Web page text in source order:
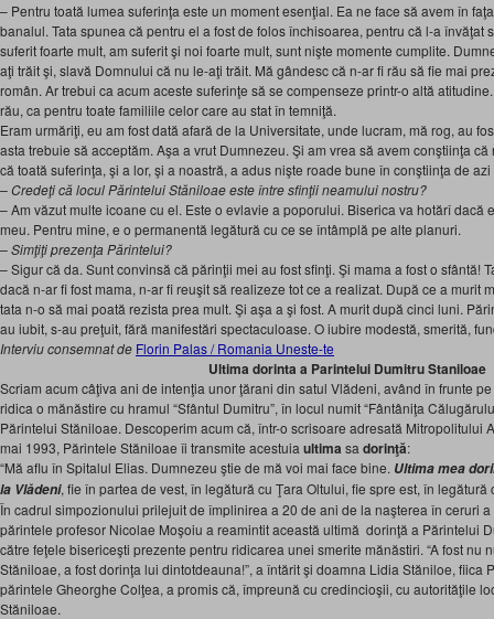
– Pentru toată lumea suferinţa este un moment esenţial. Ea ne face să avem în
banalul. Tata spunea că pentru el a fost de folos închisoarea, pentru că l-a învăţat
suferit foarte mult, am suferit şi noi foarte mult, sunt nişte momente cumplite.
aţi trăit şi, slavă Domnului că nu le-aţi trăit. Mă gândesc că n-ar fi rău să fie mai
român. Ar trebui ca acum aceste suferinţe să se compenseze printr-o altă
rău, ca pentru toate familiile celor care au stat în temniţă.
Eram urmăriţi, eu am fost dată afară de la Universitate, unde lucram, mă rog, au
asta trebuie să acceptăm. Aşa a vrut Dumnezeu. Şi am vrea să avem conştiinţa
că toată suferinţa, şi a lor, şi a noastră, a adus nişte roade bune în conştiinţa de
– Credeţi că locul Părintelui Stăniloae este între sfinţii neamului nostru?
– Am văzut multe icoane cu el. Este o evlavie a poporului. Biserica va hotărî dacă
meu. Pentru mine, e o permanentă legătură cu ce se întâmplă pe alte planuri.
– Simţiţi prezenţa Părintelui?
– Sigur că da. Sunt convinsă că părinţii mei au fost sfinţi. Şi mama a fost o sfântă!
dacă n-ar fi fost mama, n-ar fi reuşit să realizeze tot ce a realizat. După ce a murit
tata n-o să mai poată rezista prea mult. Şi aşa a şi fost. A murit după cinci luni.
au iubit, s-au preţuit, fără manifestări spectaculoase. O iubire modestă, smerită,
Interviu consemnat de Florin Palas / Romania Uneste-te
Ultima dorinta a Parintelui Dumitru Staniloae
Scriam acum câţiva ani de intenţia unor ţărani din satul Vlădeni, având în frunte
ridica o mănăstire cu hramul “Sfântul Dumitru”, în locul numit “Fântâniţa
Părintelui Stăniloae. Descoperim acum că, într-o scrisoare adresată Mitropolitului
mai 1993, Părintele Stăniloae îi transmite acestuia ultima sa dorinţă:
“Mă aflu în Spitalul Elias. Dumnezeu ştie de mă voi mai face bine. Ultima mea
la Vlădeni, fie în partea de vest, în legătură cu Ţara Oltului, fie spre est, în legătură
În cadrul simpozionului prilejuit de împlinirea a 20 de ani de la naşterea în ceruri
părintele profesor Nicolae Moşoiu a reamintit această ultimă dorinţă a Părintelui
către feţele bisericeşti prezente pentru ridicarea unei smerite mănăstiri. “A fost nu
Stăniloae, a fost dorinţa lui dintotdeauna!”, a întărit şi doamna Lidia Stăniloe, fiica
părintele Gheorghe Colţea, a promis că, împreună cu credincioşii, cu autorităţile
Stăniloae.